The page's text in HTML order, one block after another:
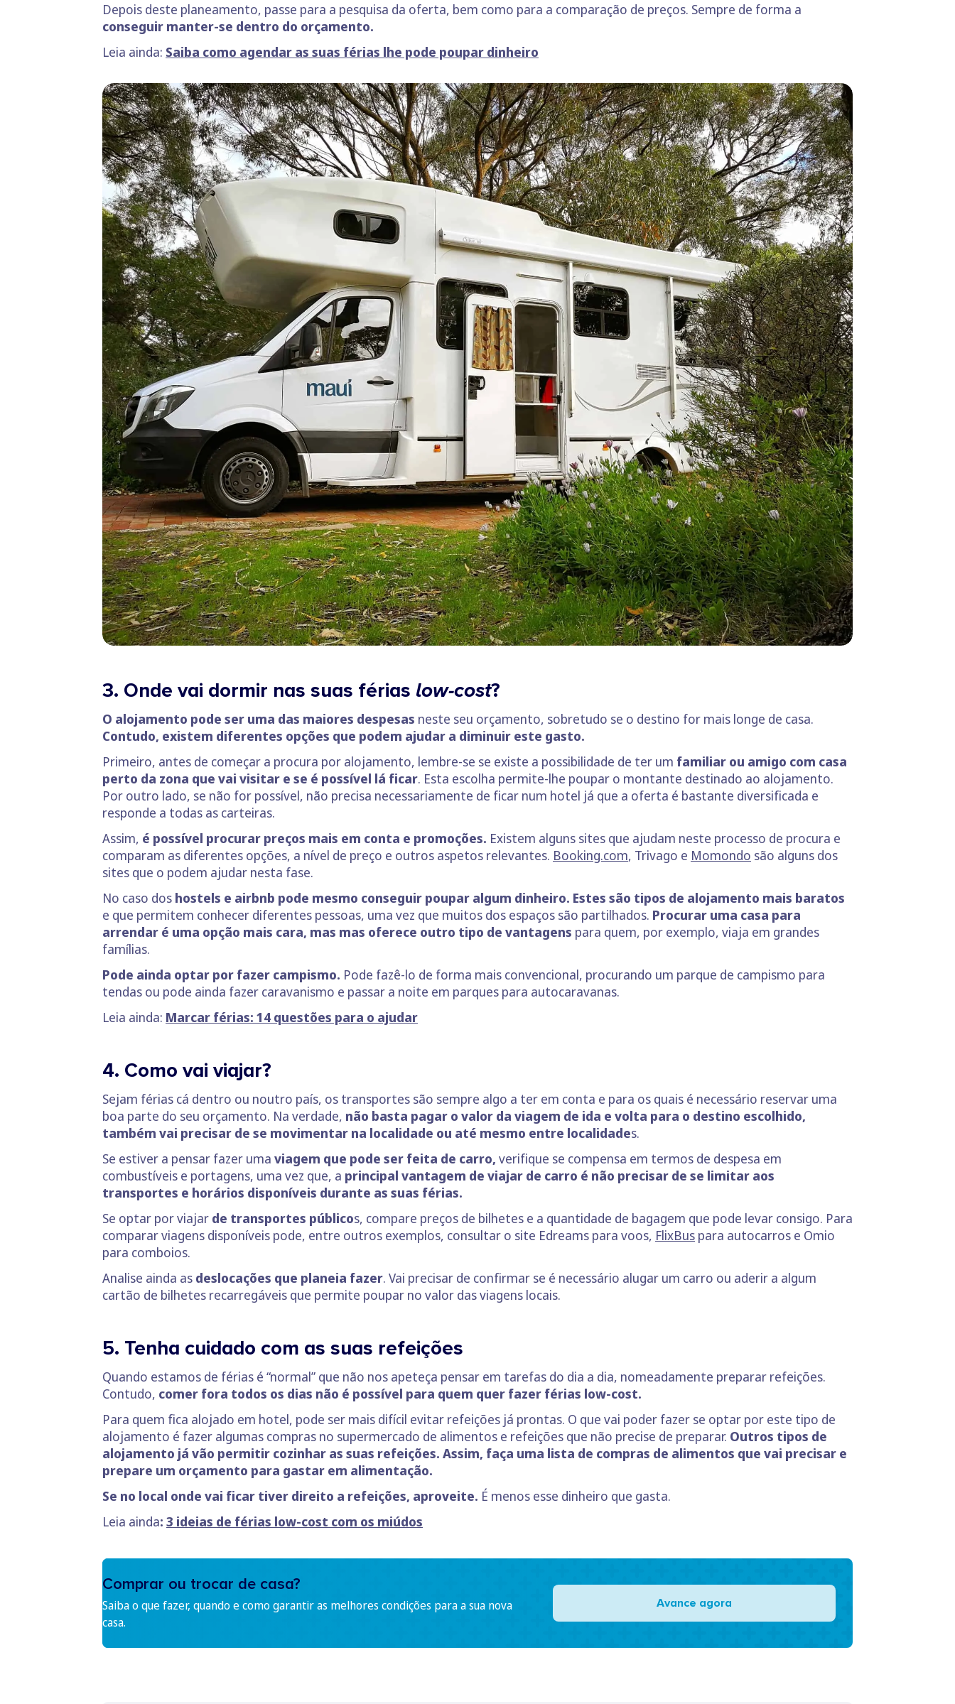
Depois deste planeamento, passe para a pesquisa da oferta, bem como para a comparação de preços. Sempre de forma a
conseguir manter-se dentro do orçamento.
Leia ainda: Saiba como agendar as suas férias lhe pode poupar dinheiro
3. Onde vai dormir nas suas férias low-cost?
O alojamento pode ser uma das maiores despesas neste seu orçamento, sobretudo se o destino for mais longe de casa.
Contudo, existem diferentes opções que podem ajudar a diminuir este gasto.
Primeiro, antes de começar a procura por alojamento, lembre-se se existe a possibilidade de ter um familiar ou amigo com casa
perto da zona que vai visitar e se é possível lá ficar. Esta escolha permite-lhe poupar o montante destinado ao alojamento.
Por outro lado, se não for possível, não precisa necessariamente de ficar num hotel já que a oferta é bastante diversificada e
responde a todas as carteiras.
Assim, é possível procurar preços mais em conta e promoções. Existem alguns sites que ajudam neste processo de procura e
comparam as diferentes opções, a nível de preço e outros aspetos relevantes. Booking.com, Trivago e Momondo são alguns dos
sites que o podem ajudar nesta fase.
No caso dos hostels e airbnb pode mesmo conseguir poupar algum dinheiro. Estes são tipos de alojamento mais baratos
e que permitem conhecer diferentes pessoas, uma vez que muitos dos espaços são partilhados. Procurar uma casa para
arrendar é uma opção mais cara, mas mas oferece outro tipo de vantagens para quem, por exemplo, viaja em grandes
famílias.
Pode ainda optar por fazer campismo. Pode fazê-lo de forma mais convencional, procurando um parque de campismo para
tendas ou pode ainda fazer caravanismo e passar a noite em parques para autocaravanas.
Leia ainda: Marcar férias: 14 questões para o ajudar
4. Como vai viajar?
Sejam férias cá dentro ou noutro país, os transportes são sempre algo a ter em conta e para os quais é necessário reservar uma
boa parte do seu orçamento. Na verdade, não basta pagar o valor da viagem de ida e volta para o destino escolhido,
também vai precisar de se movimentar na localidade ou até mesmo entre localidades.
Se estiver a pensar fazer uma viagem que pode ser feita de carro, verifique se compensa em termos de despesa em
combustíveis e portagens, uma vez que, a principal vantagem de viajar de carro é não precisar de se limitar aos
transportes e horários disponíveis durante as suas férias.
Se optar por viajar de transportes públicos, compare preços de bilhetes e a quantidade de bagagem que pode levar consigo. Para
comparar viagens disponíveis pode, entre outros exemplos, consultar o site Edreams para voos, FlixBus para autocarros e Omio
para comboios.
Analise ainda as deslocações que planeia fazer. Vai precisar de confirmar se é necessário alugar um carro ou aderir a algum
cartão de bilhetes recarregáveis que permite poupar no valor das viagens locais.
5. Tenha cuidado com as suas refeições
Quando estamos de férias é “normal” que não nos apeteça pensar em tarefas do dia a dia, nomeadamente preparar refeições.
Contudo, comer fora todos os dias não é possível para quem quer fazer férias low-cost.
Para quem fica alojado em hotel, pode ser mais difícil evitar refeições já prontas. O que vai poder fazer se optar por este tipo de
alojamento é fazer algumas compras no supermercado de alimentos e refeições que não precise de preparar. Outros tipos de
alojamento já vão permitir cozinhar as suas refeições. Assim, faça uma lista de compras de alimentos que vai precisar e
prepare um orçamento para gastar em alimentação.
Se no local onde vai ficar tiver direito a refeições, aproveite. É menos esse dinheiro que gasta.
Leia ainda: 3 ideias de férias low-cost com os miúdos
Comprar ou trocar de casa?
Saiba o que fazer, quando e como garantir as melhores condições para a sua nova
casa.
Avance agora